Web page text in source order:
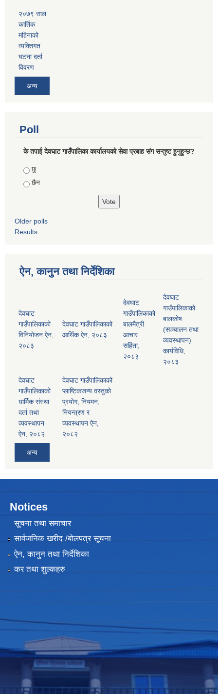
२०७९ साल
कार्तिक
महिनाको
व्यक्तिगत
घटना दर्ता
विवरण
अन्य
Poll
के तपाई देवघाट गाउँपालिका कार्यालयको सेवा प्रबाह संग सन्तुष्ट हुनुहुन्छ?
Choices
छु
छैन
Older polls
Results
ऐन, कानुन तथा निर्देशिका
देवघाट
गाउँपालिकाको
विनियोजन ऐन,
२०८३
देवघाट गाउँपालिकाको
आर्थिक ऐन, २०८३
देवघाट
गाउँपालिकाको
बालमैत्री
आचार
सहिंता,
२०८३
देवघाट
गाउँपालिकाको
बालकोष
(सञ्चालन तथा
व्यवस्थापन)
कार्यविधि,
२०८३
देवघाट
गाउँपालिकाको
धार्मिक संस्था
दर्ता तथा
व्यवस्थापन
ऐन, २०८२
देवघाट गाउँपालिकाको
प्लाष्टिकजन्य वस्तुको
प्रयोग, नियमन,
नियन्त्रण र
व्यवस्थापन ऐन,
२०८२
अन्य
Notices
सूचना तथा समाचार
सार्वजनिक खरीद /बोलपत्र सूचना
ऐन, कानुन तथा निर्देशिका
कर तथा शुल्कहरु